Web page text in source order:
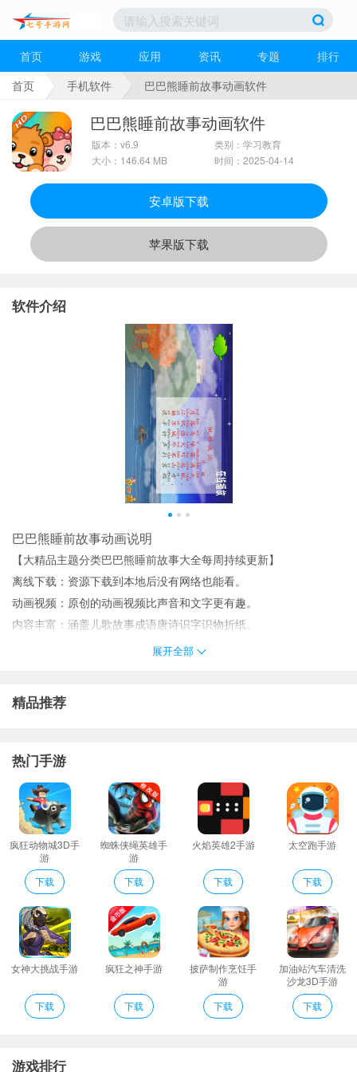
首页 游戏 应用 资讯 专题
排行
首页
手机软件 巴巴熊睡前故事动画软件
巴巴熊睡前故事动画软件
版本：v6.9
大小：146.64 MB
类别：学习教育
时间：2025-04-14
安卓版下载
苹果版下载
软件介绍
巴巴熊睡前故事动画说明
【大精品主题分类巴巴熊睡前故事大全每周持续更新】
离线下载：资源下载到本地后没有网络也能看。
动画视频：原创的动画视频比声音和文字更有趣。
内容丰富：涵盖儿歌故事成语唐诗识字识物折纸。
每周持续更新无需花钱购买所谓完整版。
使用方便：界面简洁三种连播功能爷爷奶奶也能给孩子放动画！
巴巴熊宝宝识字卡是一款儿童启蒙教育类软件巴巴熊宝宝识字卡中
兴趣爱好。
巴巴熊成语寓言动画app是一款早教类的软件巴巴熊成语寓言动画ap
p中有丰富的适合孩子的寓言故事对于孩子来说不错。
巴巴熊睡前故事动画推荐理由
twinkletwinklelittlestar一闪一闪亮晶晶
每周持续更新无需花钱购买所谓完整版。
动画视频：原创的动画视频比声音和文字更有趣。
巴巴熊趣味折纸动画app深受宝宝们的喜爱让宝宝有个快乐的童年是
我们的目标应用适合各年龄段儿童使用。
深受宝宝们的喜爱让宝宝有个快乐的童年是我们的目标应用适合各
年龄段儿童使用。
展开全部
精品推荐
热门手游
疯狂动物城3D手
游
下载
蜘蛛侠绳英雄手
游
下载
火焰英雄2手游
下载
太空跑手游
下载
女神大挑战手游
下载
疯狂之神手游
下载
披萨制作烹饪手
游
下载
加油站汽车清洗
沙龙3D手游
下载
游戏排行